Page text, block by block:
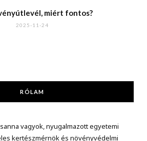
miért fontos?
2025-11-24
RÓLAM
vagyok, nyugalmazott egyetemi
kertészmérnök és növényvédelmi